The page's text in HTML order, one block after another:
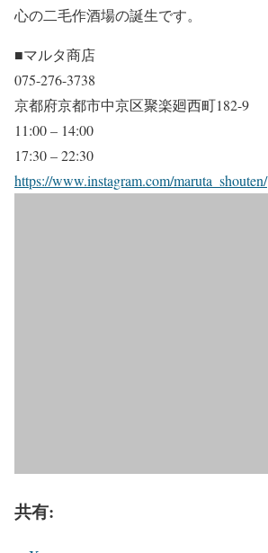
心の二毛作酒場の誕生です。
■マルタ商店
075-276-3738
京都府京都市中京区聚楽廻西町182-9
11:00 – 14:00
17:30 – 22:30
https://www.instagram.com/maruta_shouten/
共有: